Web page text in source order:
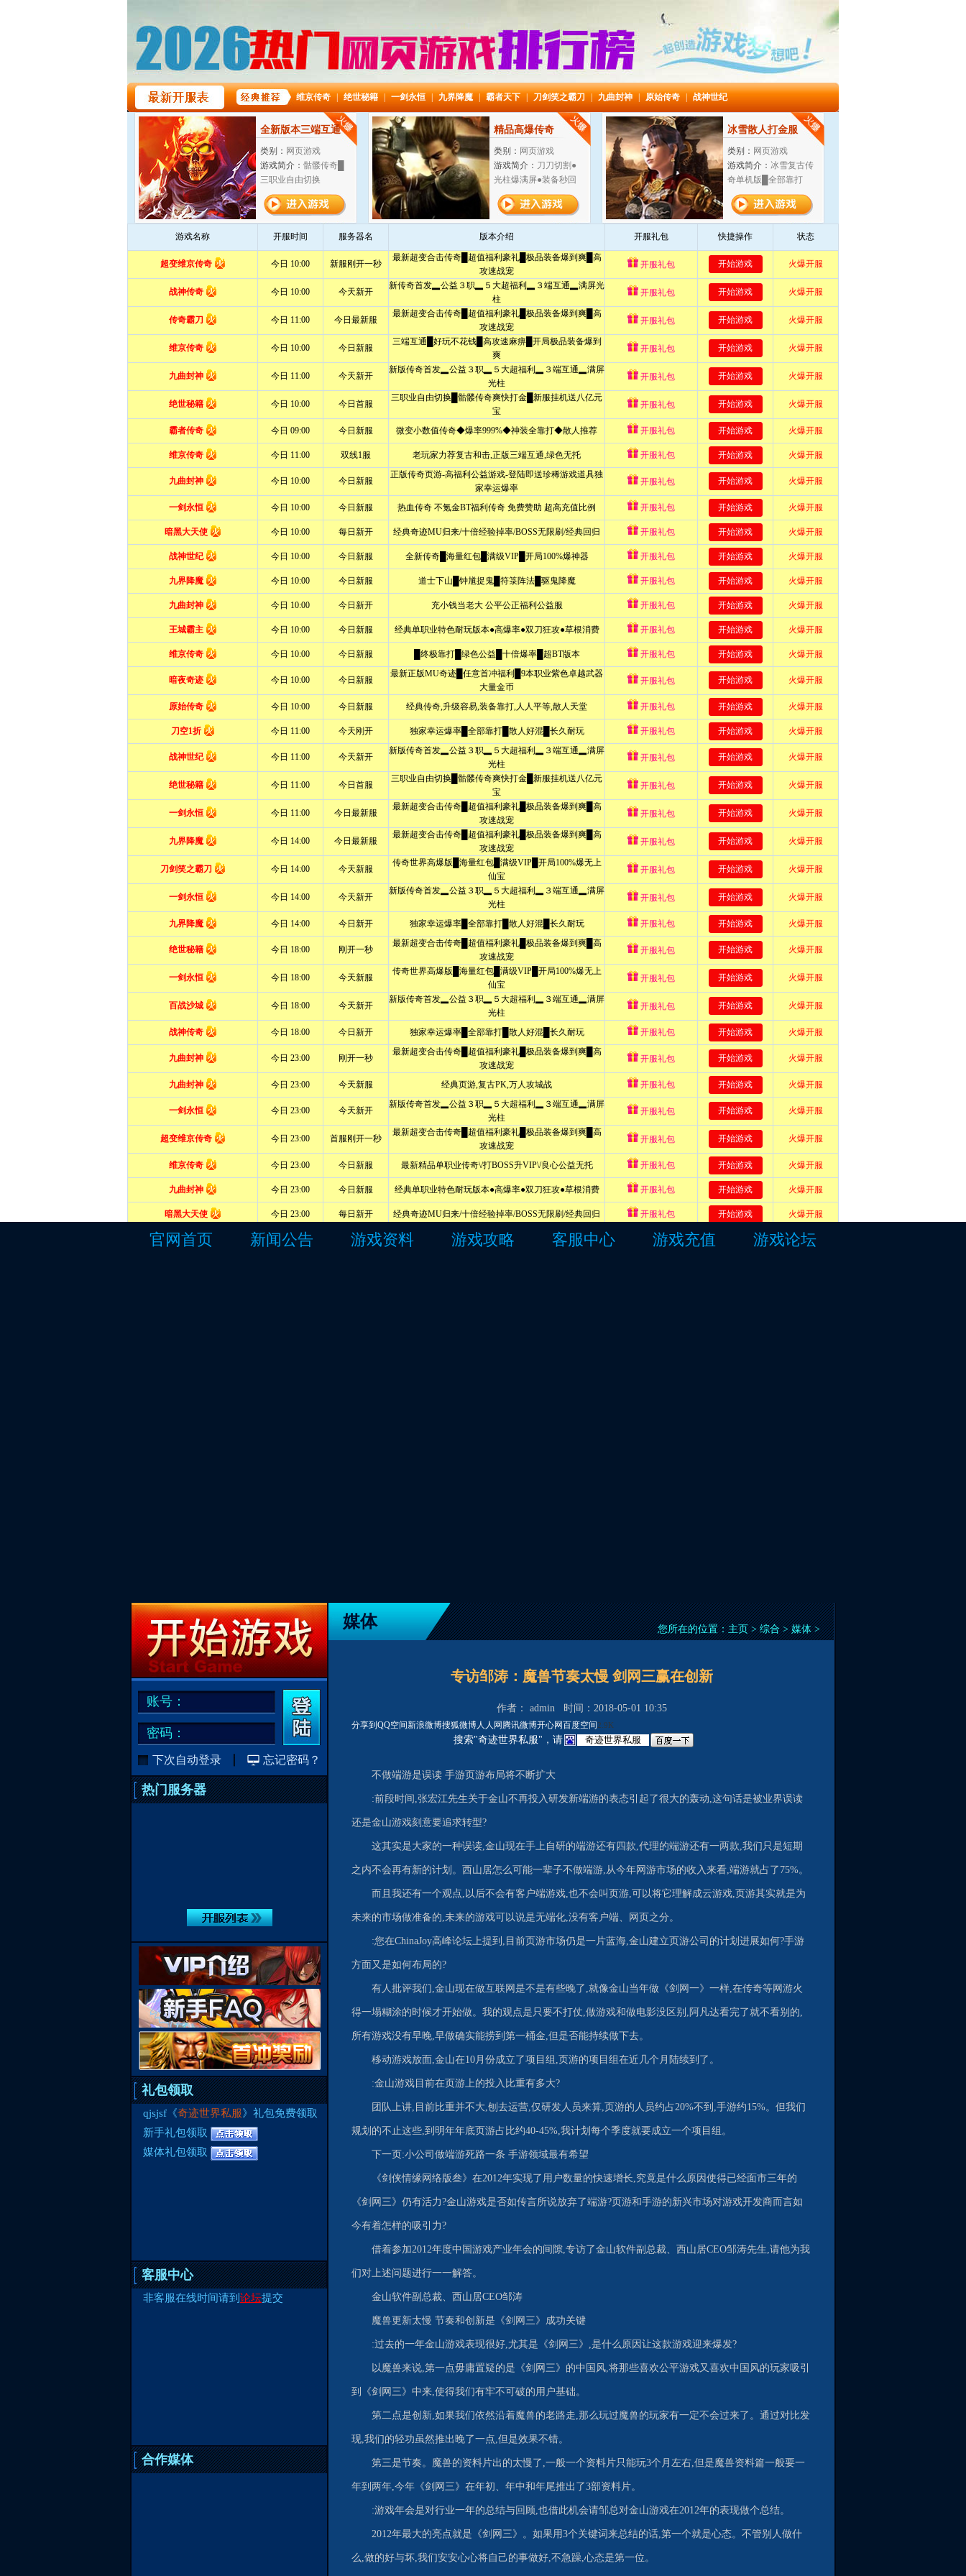
官网首页 新闻公告 游戏资料 游戏攻略 客服中心 游戏充值 游戏论坛
账号：
密码：
下次自动登录 忘记密码？
热门服务器
礼包领取
qjsjsf《奇迹世界私服》礼包免费领取
新手礼包领取
媒体礼包领取
客服中心
非客服在线时间请到 论坛提交
合作媒体
媒体 您所在的位置：主页>综合>媒体>
专访邹涛：魔兽节奏太慢 剑网三赢在创新
作者： admin 时间：2018-05-01 10:35
分享到 QQ空间新浪微博搜狐微博人人网 腾讯微博开心网百度空间2.9K
搜索"奇迹世界私服"，请
不做端游是误读 手游页游布局将不断扩大
:前段时间,张宏江先生关于金山不再投入研发新端游的表态引起了很大的轰动,这句话是被业界误读
还是金山游戏刻意要追求转型?
这其实是大家的一种误读,金山现在手上自研的端游还有四款,代理的端游还有一两款,我们只是短期
之内不会再有新的计划。西山居怎么可能一辈子不做端游,从今年网游市场的收入来看,端游就占了75%。
而且我还有一个观点,以后不会有客户端游戏,也不会叫页游,可以将它理解成云游戏,页游其实就是为
未来的市场做准备的,未来的游戏可以说是无端化,没有客户端、网页之分。
:您在ChinaJoy高峰论坛上提到,目前页游市场仍是一片蓝海,金山建立页游公司的计划进展如何?手游
方面又是如何布局的?
有人批评我们,金山现在做互联网是不是有些晚了,就像金山当年做《剑网一》一样,在传奇等网游火
得一塌糊涂的时候才开始做。我的观点是只要不打仗,做游戏和做电影没区别,阿凡达看完了就不看别的,
所有游戏没有早晚,早做确实能捞到第一桶金,但是否能持续做下去。
移动游戏放面,金山在10月份成立了项目组,页游的项目组在近几个月陆续到了。
:金山游戏目前在页游上的投入比重有多大?
团队上讲,目前比重并不大,刨去运营,仅研发人员来算,页游的人员约占20%不到,手游约15%。但我们
规划的不止这些,到明年年底页游占比约40-45%,我计划每个季度就要成立一个项目组。
下一页:小公司做端游死路一条 手游领域最有希望
《剑侠情缘网络版叁》在2012年实现了用户数量的快速增长,究竟是什么原因使得已经面市三年的
《剑网三》仍有活力?金山游戏是否如传言所说放弃了端游?页游和手游的新兴市场对游戏开发商而言如
今有着怎样的吸引力?
借着参加2012年度中国游戏产业年会的间隙,专访了金山软件副总裁、西山居CEO邹涛先生,请他为我
们对上述问题进行一一解答。
金山软件副总裁、西山居CEO邹涛
魔兽更新太慢 节奏和创新是《剑网三》成功关键
:过去的一年金山游戏表现很好,尤其是《剑网三》,是什么原因让这款游戏迎来爆发?
以魔兽来说,第一点毋庸置疑的是《剑网三》的中国风,将那些喜欢公平游戏又喜欢中国风的玩家吸引
到《剑网三》中来,使得我们有牢不可破的用户基础。
第二点是创新,如果我们依然沿着魔兽的老路走,那么玩过魔兽的玩家有一定不会过来了。通过对比发
现,我们的轻功虽然推出晚了一点,但是效果不错。
第三是节奏。魔兽的资料片出的太慢了,一般一个资料片只能玩3个月左右,但是魔兽资料篇一般要一
年到两年,今年《剑网三》在年初、年中和年尾推出了3部资料片。
:游戏年会是对行业一年的总结与回顾,也借此机会请邹总对金山游戏在2012年的表现做个总结。
2012年最大的亮点就是《剑网三》。如果用3个关键词来总结的话,第一个就是心态。不管别人做什
么,做的好与坏,我们安安心心将自己的事做好,不急躁,心态是第一位。